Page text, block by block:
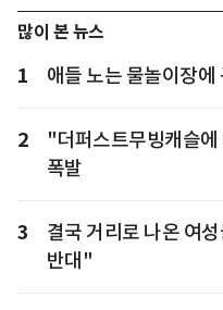
많이 본 뉴스
1 애들 노는 물놀이장
2
"더퍼스트무빙캐슬
폭발
3
결국 거리로 나온 여
반대"